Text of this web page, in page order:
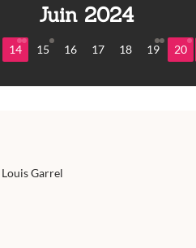
Juin 2024
14 15 16 17 18 19 20
Garrel